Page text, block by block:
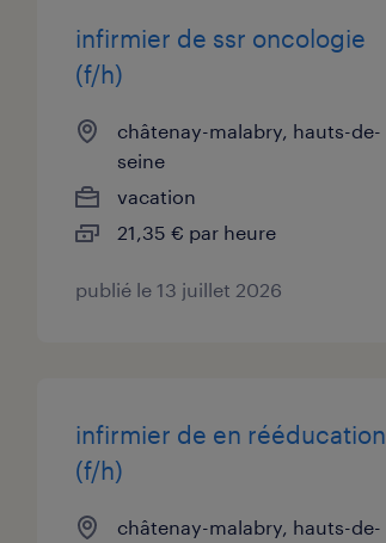
infirmier de ssr oncologie
(f/h)
châtenay-malabry, hauts-de-
seine
vacation
21,35 € par heure
publié le 13 juillet 2026
infirmier de en rééducation
(f/h)
châtenay-malabry, hauts-de-